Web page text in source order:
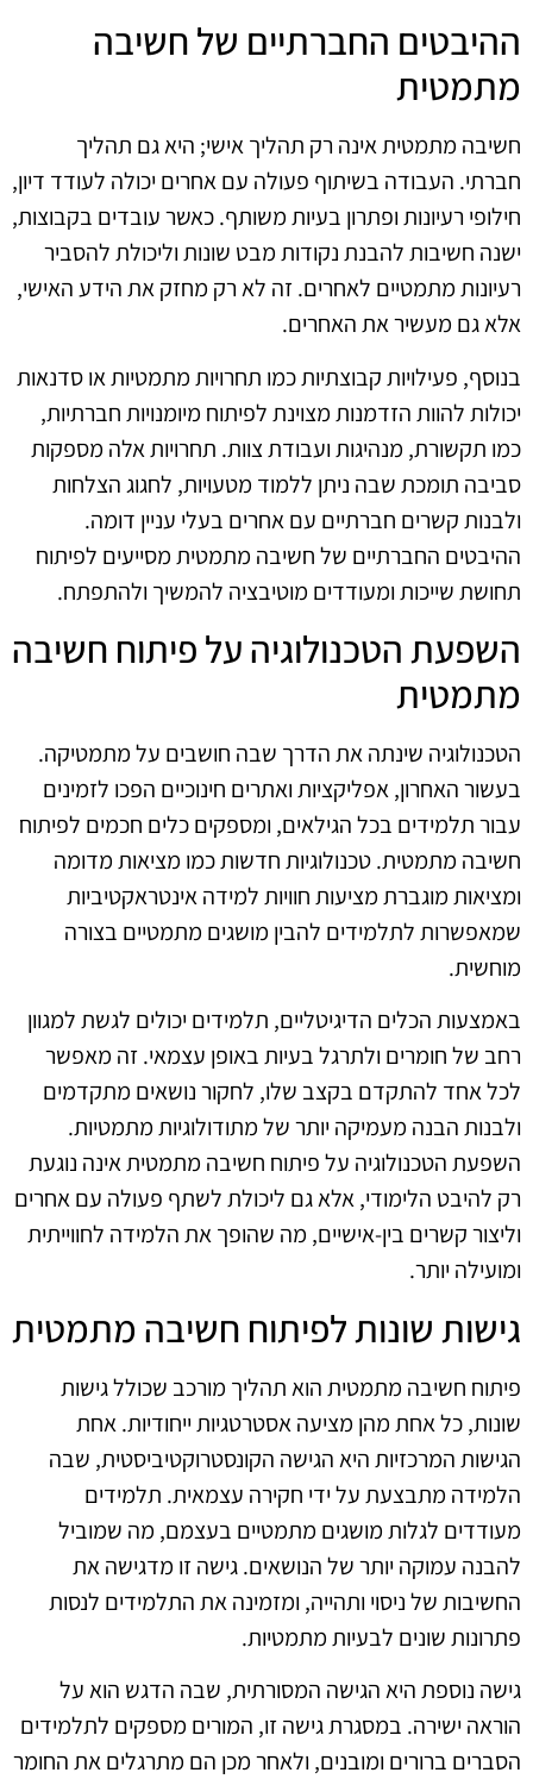
ההיבטים החברתיים של חשיבה
מתמטית
חשיבה מתמטית אינה רק תהליך אישי; היא גם תהליך
חברתי. העבודה בשיתוף פעולה עם אחרים יכולה לעודד דיון,
חילופי רעיונות ופתרון בעיות משותף. כאשר עובדים בקבוצות,
ישנה חשיבות להבנת נקודות מבט שונות וליכולת להסביר
רעיונות מתמטיים לאחרים. זה לא רק מחזק את הידע האישי,
אלא גם מעשיר את האחרים.
בנוסף, פעילויות קבוצתיות כמו תחרויות מתמטיות או סדנאות
יכולות להוות הזדמנות מצוינת לפיתוח מיומנויות חברתיות,
כמו תקשורת, מנהיגות ועבודת צוות. תחרויות אלה מספקות
סביבה תומכת שבה ניתן ללמוד מטעויות, לחגוג הצלחות
ולבנות קשרים חברתיים עם אחרים בעלי עניין דומה.
ההיבטים החברתיים של חשיבה מתמטית מסייעים לפיתוח
תחושת שייכות ומעודדים מוטיבציה להמשיך ולהתפתח.
השפעת הטכנולוגיה על פיתוח חשיבה
מתמטית
הטכנולוגיה שינתה את הדרך שבה חושבים על מתמטיקה.
בעשור האחרון, אפליקציות ואתרים חינוכיים הפכו לזמינים
עבור תלמידים בכל הגילאים, ומספקים כלים חכמים לפיתוח
חשיבה מתמטית. טכנולוגיות חדשות כמו מציאות מדומה
ומציאות מוגברת מציעות חוויות למידה אינטראקטיביות
שמאפשרות לתלמידים להבין מושגים מתמטיים בצורה
מוחשית.
באמצעות הכלים הדיגיטליים, תלמידים יכולים לגשת למגוון
רחב של חומרים ולתרגל בעיות באופן עצמאי. זה מאפשר
לכל אחד להתקדם בקצב שלו, לחקור נושאים מתקדמים
ולבנות הבנה מעמיקה יותר של מתודולוגיות מתמטיות.
השפעת הטכנולוגיה על פיתוח חשיבה מתמטית אינה נוגעת
רק להיבט הלימודי, אלא גם ליכולת לשתף פעולה עם אחרים
וליצור קשרים בין-אישיים, מה שהופך את הלמידה לחווייתית
ומועילה יותר.
גישות שונות לפיתוח חשיבה מתמטית
פיתוח חשיבה מתמטית הוא תהליך מורכב שכולל גישות
שונות, כל אחת מהן מציעה אסטרטגיות ייחודיות. אחת
הגישות המרכזיות היא הגישה הקונסטרוקטיביסטית, שבה
הלמידה מתבצעת על ידי חקירה עצמאית. תלמידים
מעודדים לגלות מושגים מתמטיים בעצמם, מה שמוביל
להבנה עמוקה יותר של הנושאים. גישה זו מדגישה את
החשיבות של ניסוי ותהייה, ומזמינה את התלמידים לנסות
פתרונות שונים לבעיות מתמטיות.
גישה נוספת היא הגישה המסורתית, שבה הדגש הוא על
הוראה ישירה. במסגרת גישה זו, המורים מספקים לתלמידים
הסברים ברורים ומובנים, ולאחר מכן הם מתרגלים את החומר